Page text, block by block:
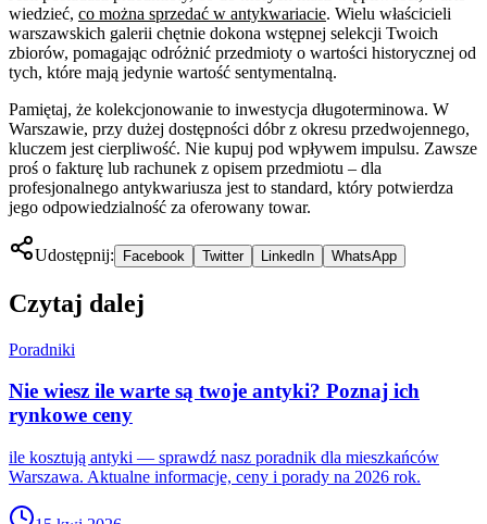
wiedzieć, co można sprzedać w antykwariacie. Wielu właścicieli
warszawskich galerii chętnie dokona wstępnej selekcji Twoich
zbiorów, pomagając odróżnić przedmioty o wartości historycznej od
tych, które mają jedynie wartość sentymentalną.
Pamiętaj, że kolekcjonowanie to inwestycja długoterminowa. W
Warszawie, przy dużej dostępności dóbr z okresu przedwojennego,
kluczem jest cierpliwość. Nie kupuj pod wpływem impulsu. Zawsze
proś o fakturę lub rachunek z opisem przedmiotu – dla
profesjonalnego antykwariusza jest to standard, który potwierdza
jego odpowiedzialność za oferowany towar.
Udostępnij: Facebook Twitter LinkedIn WhatsApp
Czytaj dalej
Poradniki
Nie wiesz ile warte są twoje antyki? Poznaj ich
rynkowe ceny
ile kosztują antyki — sprawdź nasz poradnik dla mieszkańców
Warszawa. Aktualne informacje, ceny i porady na 2026 rok.